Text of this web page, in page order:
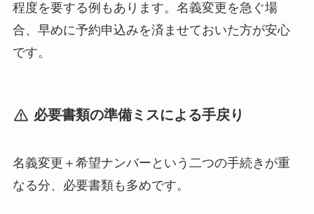
程度を要する例もあります。名義変更を急ぐ場
合、早めに予約申込みを済ませておいた方が安心
です。
必要書類の準備ミスによる手戻り
名義変更＋希望ナンバーという二つの手続きが重
なる分、必要書類も多めです。